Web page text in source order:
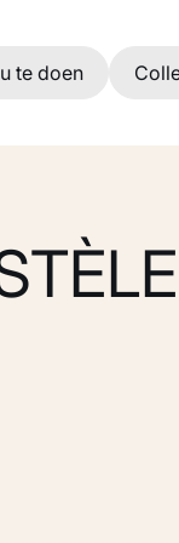
te doen